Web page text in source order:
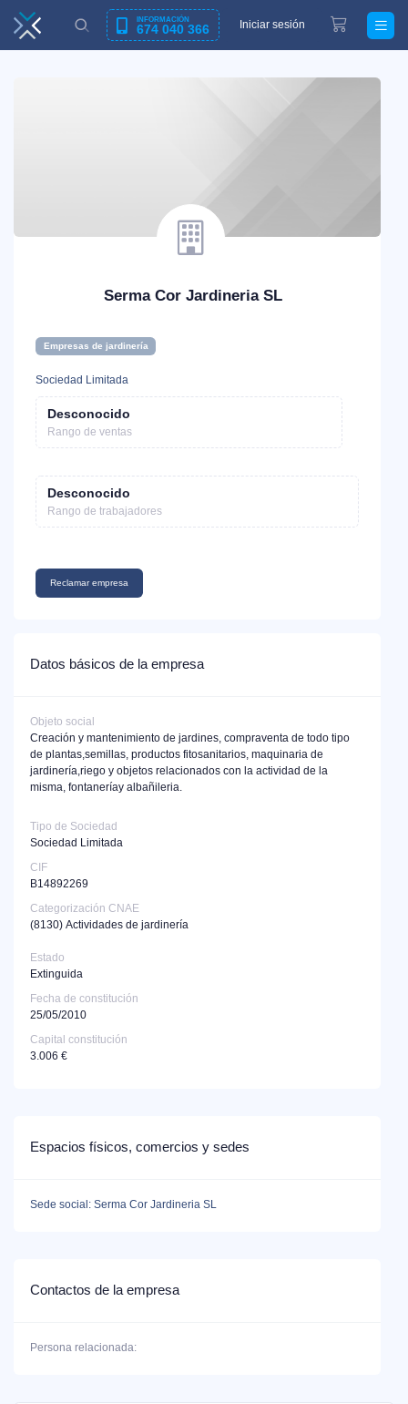
INFORMACIÓN
674 040 366 Iniciar sesión
Serma Cor Jardineria SL
Empresas de jardinería
Sociedad Limitada
Desconocido
Rango de ventas
Desconocido
Rango de trabajadores
Reclamar empresa
Datos básicos de la empresa
Objeto social
Creación y mantenimiento de jardines, compraventa de todo tipo
de plantas,semillas, productos fitosanitarios, maquinaria de
jardinería,riego y objetos relacionados con la actividad de la
misma, fontaneríay albañileria.
Tipo de Sociedad
Sociedad Limitada
CIF
B14892269
Categorización CNAE
(8130) Actividades de jardinería
Estado
Extinguida
Fecha de constitución
25/05/2010
Capital constitución
3.006 €
Espacios físicos, comercios y sedes
Sede social: Serma Cor Jardineria SL
Contactos de la empresa
Persona relacionada: